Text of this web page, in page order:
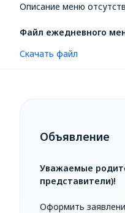
Описание меню
Файл ежедневного
Скачать файл
Объявление
Уважаемые
представители)!
Оформить